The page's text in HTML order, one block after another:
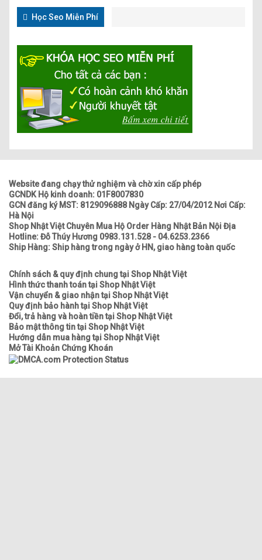
Học Seo Miễn Phí
Website đang chạy thử nghiệm và chờ xin cấp phép
GCNDK Hộ kinh doanh: 01F8007830
GCN đăng ký MST: 8129096888 Ngày Cấp: 27/04/2012 Nơi Cấp:
Hà Nội
Shop Nhật Việt Chuyên Mua Hộ Order Hàng Nhật Bản Nội Địa
Hotline: Đỗ Thúy Hương 0983.131.528 - 04.6253.2366
Ship Hàng: Ship hàng trong ngày ở HN, giao hàng toàn quốc
Chính sách & quy định chung tại Shop Nhật Việt
Hình thức thanh toán tại Shop Nhật Việt
Vận chuyển & giao nhận tại Shop Nhật Việt
Quy định bảo hành tại Shop Nhật Việt
Đổi, trả hàng và hoàn tiền tại Shop Nhật Việt
Bảo mật thông tin tại Shop Nhật Việt
Hướng dẫn mua hàng tại Shop Nhật Việt
Mở Tài Khoản Chứng Khoán